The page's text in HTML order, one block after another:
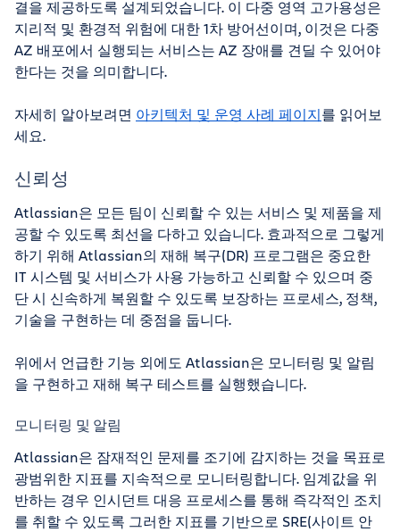
결을 제공하도록 설계되었습니다. 이 다중 영역 고가용성은
지리적 및 환경적 위험에 대한 1차 방어선이며, 이것은 다중
AZ 배포에서 실행되는 서비스는 AZ 장애를 견딜 수 있어야
한다는 것을 의미합니다.
자세히 알아보려면 아키텍처 및 운영 사례 페이지를 읽어보
세요.
신뢰성
Atlassian은 모든 팀이 신뢰할 수 있는 서비스 및 제품을 제
공할 수 있도록 최선을 다하고 있습니다. 효과적으로 그렇게
하기 위해 Atlassian의 재해 복구(DR) 프로그램은 중요한
IT 시스템 및 서비스가 사용 가능하고 신뢰할 수 있으며 중
단 시 신속하게 복원할 수 있도록 보장하는 프로세스, 정책,
기술을 구현하는 데 중점을 둡니다.
위에서 언급한 기능 외에도 Atlassian은 모니터링 및 알림
을 구현하고 재해 복구 테스트를 실행했습니다.
모니터링 및 알림
Atlassian은 잠재적인 문제를 조기에 감지하는 것을 목표로
광범위한 지표를 지속적으로 모니터링합니다. 임계값을 위
반하는 경우 인시던트 대응 프로세스를 통해 즉각적인 조치
를 취할 수 있도록 그러한 지표를 기반으로 SRE(사이트 안